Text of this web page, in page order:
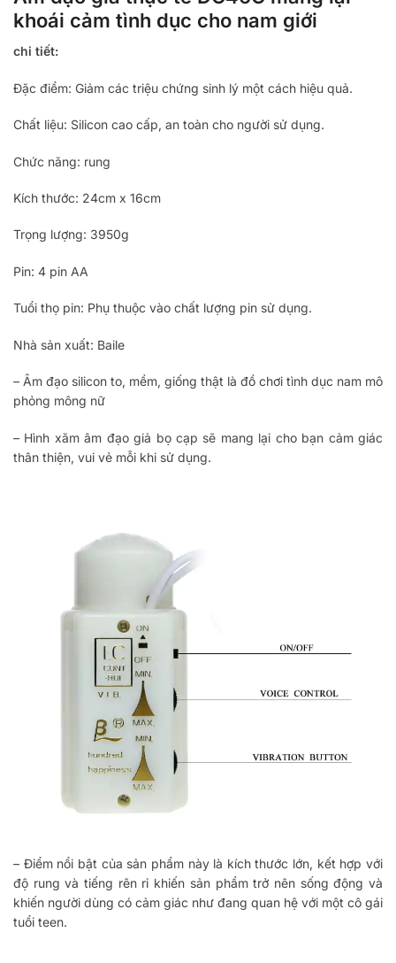
khoái cảm tình dục cho nam giới
chi tiết:
Đặc điểm: Giảm các triệu chứng sinh lý một cách hiệu quả.
Chất liệu: Silicon cao cấp, an toàn cho người sử dụng.
Chức năng: rung
Kích thước: 24cm x 16cm
Trọng lượng: 3950g
Pin: 4 pin AA
Tuổi thọ pin: Phụ thuộc vào chất lượng pin sử dụng.
Nhà sản xuất: Baile
– Âm đạo silicon to, mềm, giống thật là đồ chơi tình dục nam mô
phỏng mông nữ
– Hình xăm âm đạo giả bọ cạp sẽ mang lại cho bạn cảm giác
thân thiện, vui vẻ mỗi khi sử dụng.
– Điểm nổi bật của sản phẩm này là kích thước lớn, kết hợp với
độ rung và tiếng rên rỉ khiến sản phẩm trở nên sống động và
khiến người dùng có cảm giác như đang quan hệ với một cô gái
tuổi teen.